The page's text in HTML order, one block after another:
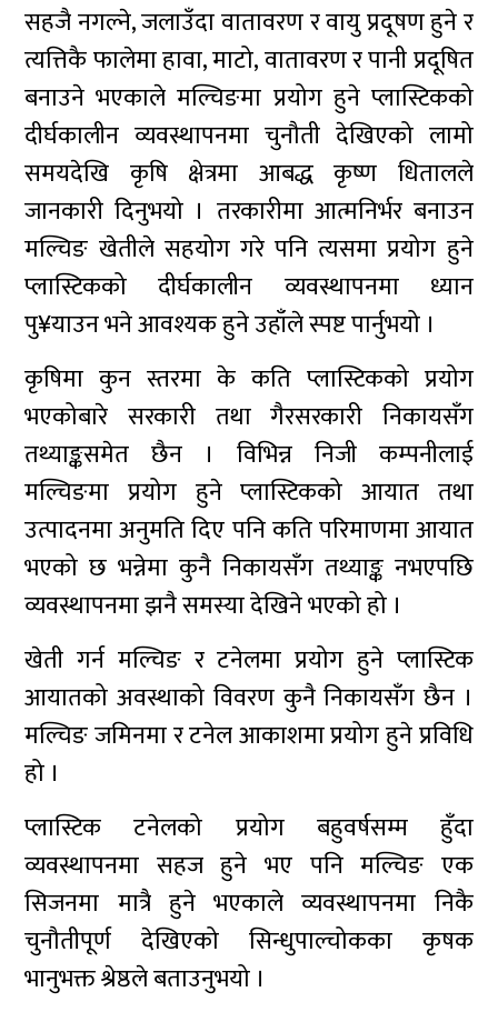
सहजै नगल्ने, जलाउँदा वातावरण र वायु प्रदूषण हुने र
त्यत्तिकै फालेमा हावा, माटो, वातावरण र पानी प्रदूषित
बनाउने भएकाले मल्चिङमा प्रयोग हुने प्लास्टिकको
दीर्घकालीन व्यवस्थापनमा चुनौती देखिएको लामो
समयदेखि कृषि क्षेत्रमा आबद्ध कृष्ण धितालले
जानकारी दिनुभयो । तरकारीमा आत्मनिर्भर बनाउन
मल्चिङ खेतीले सहयोग गरे पनि त्यसमा प्रयोग हुने
प्लास्टिकको दीर्घकालीन व्यवस्थापनमा ध्यान
पु¥याउन भने आवश्यक हुने उहाँले स्पष्ट पार्नुभयो ।
कृषिमा कुन स्तरमा के कति प्लास्टिकको प्रयोग
भएकोबारे सरकारी तथा गैरसरकारी निकायसँग
तथ्याङ्कसमेत छैन । विभिन्न निजी कम्पनीलाई
मल्चिङमा प्रयोग हुने प्लास्टिकको आयात तथा
उत्पादनमा अनुमति दिए पनि कति परिमाणमा आयात
भएको छ भन्नेमा कुनै निकायसँग तथ्याङ्क नभएपछि
व्यवस्थापनमा झनै समस्या देखिने भएको हो ।
खेती गर्न मल्चिङ र टनेलमा प्रयोग हुने प्लास्टिक
आयातको अवस्थाको विवरण कुनै निकायसँग छैन ।
मल्चिङ जमिनमा र टनेल आकाशमा प्रयोग हुने प्रविधि
हो ।
प्लास्टिक टनेलको प्रयोग बहुवर्षसम्म हुँदा
व्यवस्थापनमा सहज हुने भए पनि मल्चिङ एक
सिजनमा मात्रै हुने भएकाले व्यवस्थापनमा निकै
चुनौतीपूर्ण देखिएको सिन्धुपाल्चोकका कृषक
भानुभक्त श्रेष्ठले बताउनुभयो ।